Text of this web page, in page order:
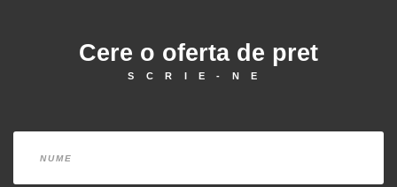
Cere o oferta de pret
SCRIE-NE